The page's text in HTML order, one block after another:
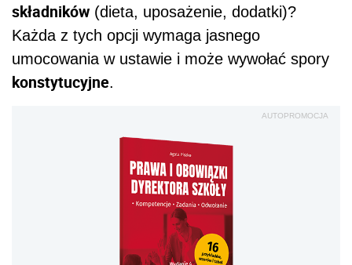
składników (dieta, uposażenie, dodatki)?
Każda z tych opcji wymaga jasnego
umocowania w ustawie i może wywołać spory
konstytucyjne.
AUTOPROMOCJA